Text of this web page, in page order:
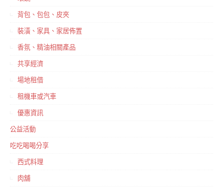
背包、包包、皮夾
裝潢、家具、家居佈置
香氛、精油相關產品
共享經濟
場地租借
租機車或汽車
優惠資訊
公益活動
吃吃喝喝分享
西式料理
肉舖